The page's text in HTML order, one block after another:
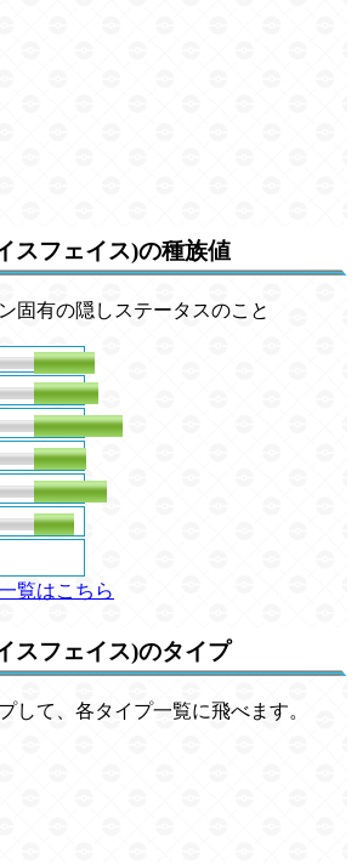
スフェイス)の種族値
固有の隠しステータスのこと
75
80
110
65
90
50
覧はこちら
スフェイス)のタイプ
して、各タイプ一覧に飛べます。